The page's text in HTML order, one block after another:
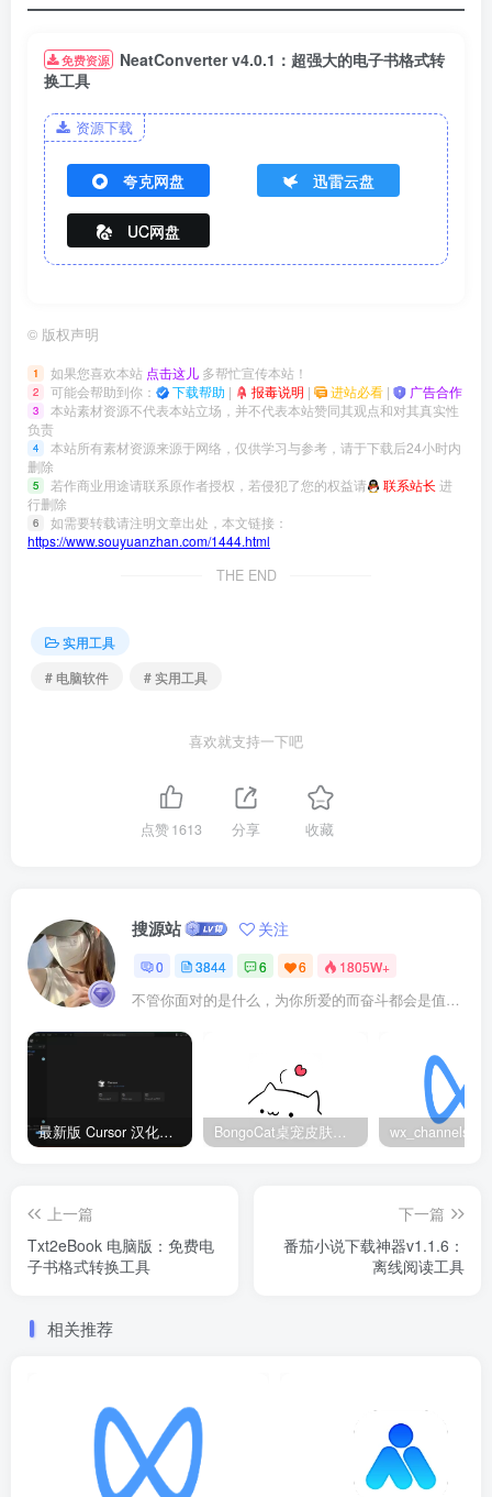
免费资源
NeatConverter v4.0.1：超强大的电子书格式转
换工具
资源下载
夸克网盘 迅雷云盘
UC网盘
© 版权声明
1 如果您喜欢本站 点击这儿 多帮忙宣传本站！
2 可能会帮助到你： 下载帮助 | 报毒说明 | 进站必看 | 广告合作
3
本站素材资源不代表本站立场，并不代表本站赞同其观点和对其真实性
负责
4
本站所有素材资源来源于网络，仅供学习与参考，请于下载后24小时内
删除
5 若作商业用途请联系原作者授权，若侵犯了您的权益请 联系站长 进
行删除
6
如需要转载请注明文章出处，本文链接：
https://www.souyuanzhan.com/1444.html
THE END
实用工具
# 电脑软件
# 实用工具
喜欢就支持一下吧
点赞1613 分享 收藏
搜源站 关注
0 3844 6 6 1805W+
不管你面对的是什么，为你所爱的而奋斗都会是值得的
最新版 Cursor 汉化设置中文教程（两种简单方法，附中文语言包下载） BongoCat桌宠皮肤包大全：20款主题皮肤免费下载
上一篇
Txt2eBook 电脑版：免费电
子书格式转换工具
下一篇
番茄小说下载神器v1.1.6：
离线阅读工具
相关推荐